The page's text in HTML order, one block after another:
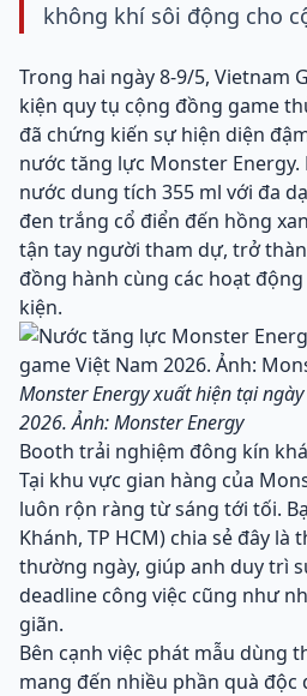
không khí sôi động cho
Trong hai ngày 8-9/5, Vietnam
kiện quy tụ cộng đồng game
đã chứng kiến sự hiện diện
nước tăng lực Monster
nước dung tích 355 ml với đa
đen trắng cổ điển đến hồng
tận tay người tham dự, trở
đồng hành cùng các hoạt
kiện.
Monster Energy xuất hiện tại
2026. Ảnh: Monster Energy
Booth trải nghiệm đông kín
Tại khu vực gian hàng của
luôn rộn ràng từ sáng tới tối.
Khánh, TP HCM) chia sẻ đây là
thường ngày, giúp anh duy trì
deadline công việc cũng như
giãn.
Bên cạnh việc phát mẫu dùng
mang đến nhiều phần quà